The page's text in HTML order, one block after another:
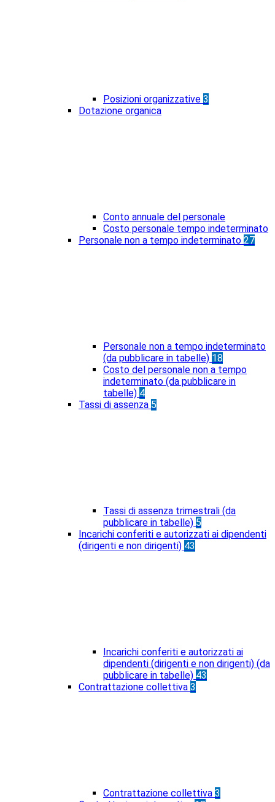
Posizioni organizzative 3
Dotazione organica
Conto annuale del personale
Costo personale tempo indeterminato
Personale non a tempo indeterminato 27
Personale non a tempo indeterminato
(da pubblicare in tabelle) 18
Costo del personale non a tempo
indeterminato (da pubblicare in
tabelle) 4
Tassi di assenza 5
Tassi di assenza trimestrali (da
pubblicare in tabelle) 5
Incarichi conferiti e autorizzati ai dipendenti
(dirigenti e non dirigenti) 43
Incarichi conferiti e autorizzati ai
dipendenti (dirigenti e non dirigenti) (da
pubblicare in tabelle) 43
Contrattazione collettiva 3
Contrattazione collettiva 3